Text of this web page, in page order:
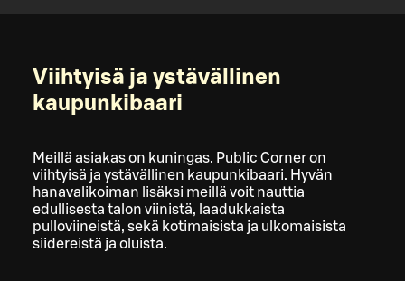
Viihtyisä ja ystävällinen
kaupunkibaari
Meillä asiakas on kuningas. Public Corner on
viihtyisä ja ystävällinen kaupunkibaari. Hyvän
hanavalikoiman lisäksi meillä voit nauttia
edullisesta talon viinistä, laadukkaista
pulloviineistä, sekä kotimaisista ja ulkomaisista
siidereistä ja oluista.